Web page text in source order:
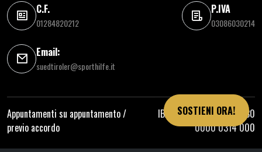
C.F.
01284820212
P.IVA
03086030214
Email:
suedtiroler@sporthilfe.it
Appuntamenti su appuntamento /
previo accordo
IBAN: IT81 E060 4511 6130
0000 0314 000
SOSTIENI ORA!